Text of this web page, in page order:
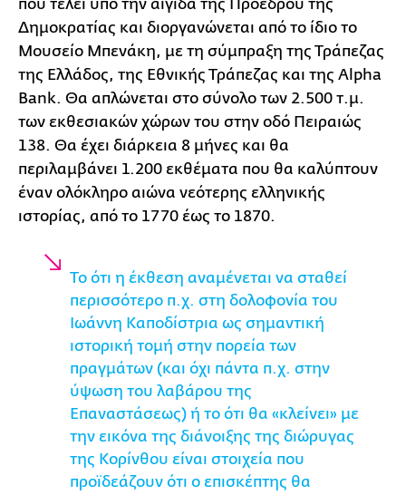
που τελεί υπό την αιγίδα της Προέδρου της
Δημοκρατίας και διοργανώνεται από το ίδιο το
Μουσείο Μπενάκη, με τη σύμπραξη της Τράπεζας
της Ελλάδος, της Εθνικής Τράπεζας και της Αlpha
Βank. Θα απλώνεται στο σύνολο των 2.500 τ.μ.
των εκθεσιακών χώρων του στην οδό Πειραιώς
138. Θα έχει διάρκεια 8 μήνες και θα
περιλαμβάνει 1.200 εκθέματα που θα καλύπτουν
έναν ολόκληρο αιώνα νεότερης ελληνικής
ιστορίας, από το 1770 έως το 1870.
Το ότι η έκθεση αναμένεται να σταθεί
περισσότερο π.χ. στη δολοφονία του
Ιωάννη Καποδίστρια ως σημαντική
ιστορική τομή στην πορεία των
πραγμάτων (και όχι πάντα π.χ. στην
ύψωση του λαβάρου της
Επαναστάσεως) ή το ότι θα «κλείνει» με
την εικόνα της διάνοιξης της διώρυγας
της Κορίνθου είναι στοιχεία που
προϊδεάζουν ότι ο επισκέπτης θα